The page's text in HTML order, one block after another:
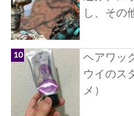
し、その
ヘアワッ
ウイのス
メ）